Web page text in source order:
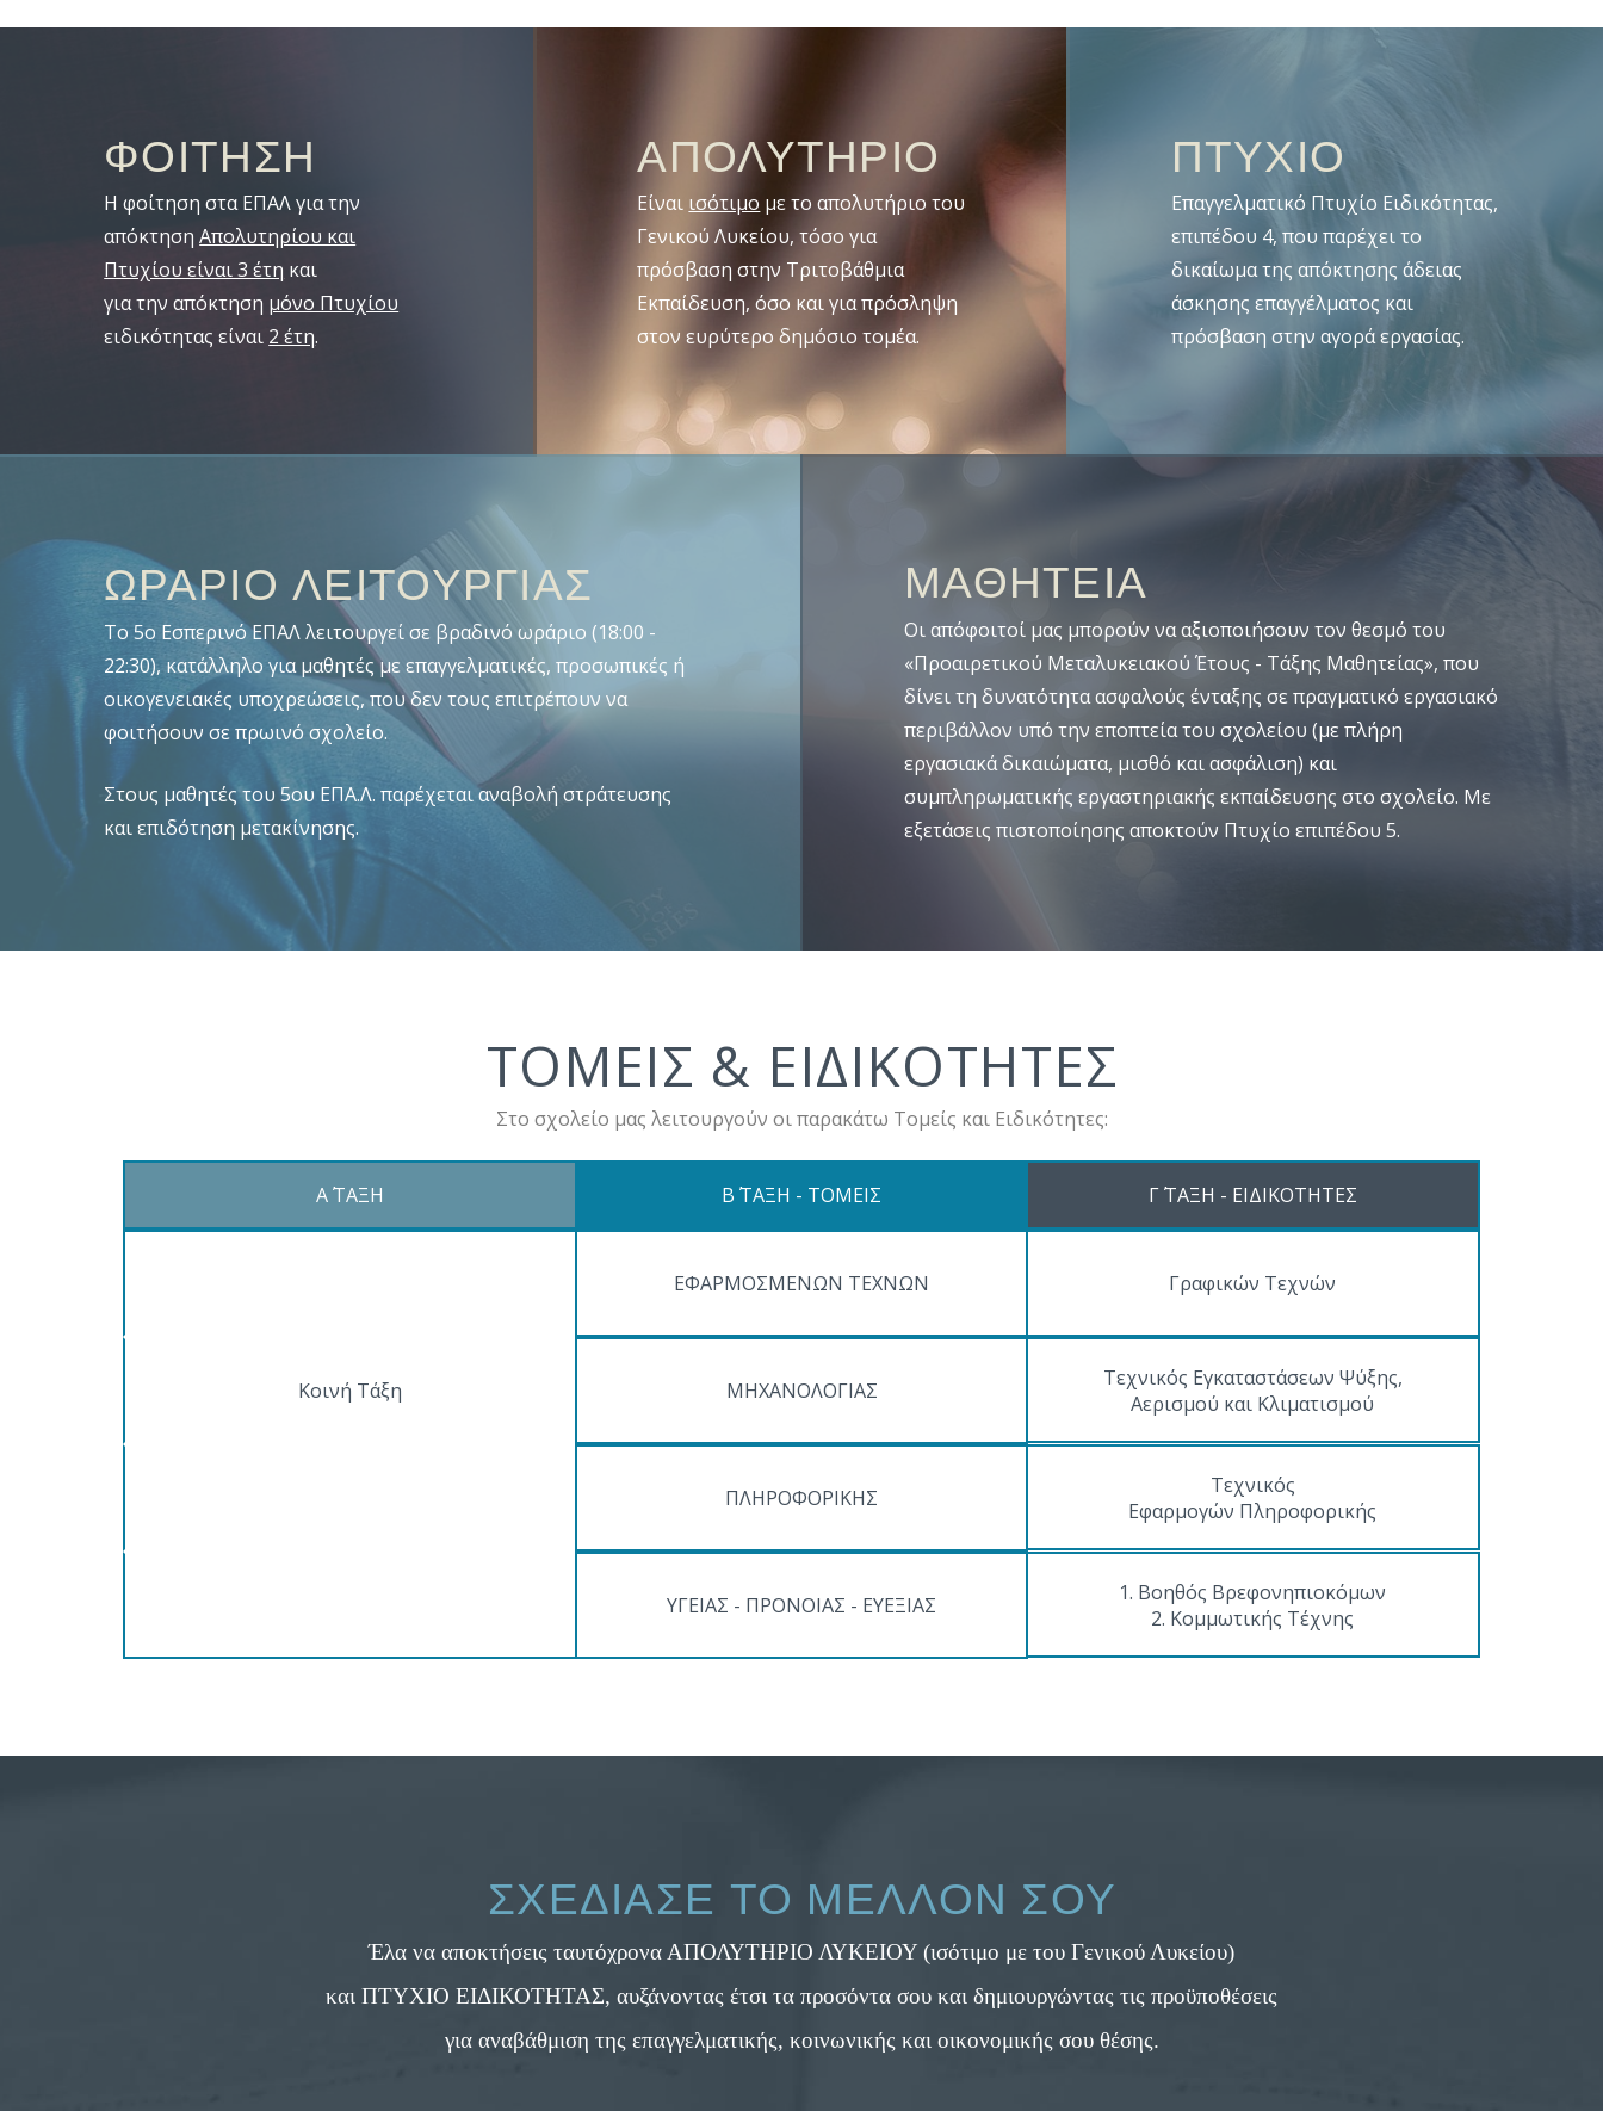
ΦΟΙΤΗΣΗ
Η φοίτηση στα ΕΠΑΛ για την
απόκτησηΑπολυτηρίου και
Πτυχίου είναι 3 έτη και
για την απόκτηση μόνο Πτυχίου
ειδικότητας είναι 2 έτη.
ΑΠΟΛΥΤΗΡΙΟ
Είναι ισότιμο με το απολυτήριο του
Γενικού Λυκείου, τόσο για
πρόσβαση στην Τριτοβάθμια
Εκπαίδευση, όσο και για πρόσληψη
στον ευρύτερο δημόσιο τομέα.
ΠΤΥΧΙΟ
Επαγγελματικό Πτυχίο Ειδικότητας,
επιπέδου 4, που παρέχει το
δικαίωμα της απόκτησης άδειας
άσκησης επαγγέλματος και
πρόσβαση στην αγορά εργασίας.
ΩΡΑΡΙΟ ΛΕΙΤΟΥΡΓΙΑΣ
To 5o Εσπερινό ΕΠΑΛ λειτουργεί σε βραδινό ωράριο (18:00 -
22:30), κατάλληλο για μαθητές με επαγγελματικές, προσωπικές ή
οικογενειακές υποχρεώσεις, που δεν τους επιτρέπουν να
φοιτήσουν σε πρωινό σχολείο.
Στους μαθητές του 5ου ΕΠΑ.Λ. παρέχεται αναβολή στράτευσης
και επιδότηση μετακίνησης.
ΜΑΘΗΤΕΙΑ
Οι απόφοιτοί μας μπορούν να αξιοποιήσουν τον θεσμό του
«Προαιρετικού Μεταλυκειακού Έτους - Τάξης Μαθητείας», που
δίνει τη δυνατότητα ασφαλούς ένταξης σε πραγματικό εργασιακό
περιβάλλον υπό την εποπτεία του σχολείου (με πλήρη
εργασιακά δικαιώματα, μισθό και ασφάλιση) και
συμπληρωματικής εργαστηριακής εκπαίδευσης στο σχολείο. Με
εξετάσεις πιστοποίησης αποκτούν Πτυχίο επιπέδου 5.
ΤΟΜΕΙΣ & ΕΙΔΙΚΟΤΗΤΕΣ
Στο σχολείο μας λειτουργούν οι παρακάτω Τομείς και Ειδικότητες:
Α΄ ΤΑΞΗ Β΄ ΤΑΞΗ - ΤΟΜΕΙΣ Γ΄ ΤΑΞΗ - ΕΙΔΙΚΟΤΗΤΕΣ
ΕΦΑΡΜΟΣΜΕΝΩΝ ΤΕΧΝΩΝ Γραφικών Τεχνών
Κοινή Τάξη ΜΗΧΑΝΟΛΟΓΙΑΣ
Τεχνικός Εγκαταστάσεων Ψύξης,
Αερισμού και Κλιματισμού
ΠΛΗΡΟΦΟΡΙΚΗΣ
Τεχνικός
Εφαρμογών Πληροφορικής
ΥΓΕΙΑΣ - ΠΡΟΝΟΙΑΣ - ΕΥΕΞΙΑΣ
1. Βοηθός Βρεφονηπιοκόμων
2. Κομμωτικής Τέχνης
ΣΧΕΔΙΑΣΕ ΤΟ ΜΕΛΛΟΝ ΣΟΥ
Έλα να αποκτήσεις ταυτόχρονα ΑΠΟΛΥΤΗΡΙΟ ΛΥΚΕΙΟΥ (ισότιμο με του Γενικού Λυκείου)
και ΠΤΥΧΙΟ ΕΙΔΙΚΟΤΗΤΑΣ, αυξάνοντας έτσι τα προσόντα σου και δημιουργώντας τις προϋποθέσεις
για αναβάθμιση της επαγγελματικής, κοινωνικής και οικονομικής σου θέσης.